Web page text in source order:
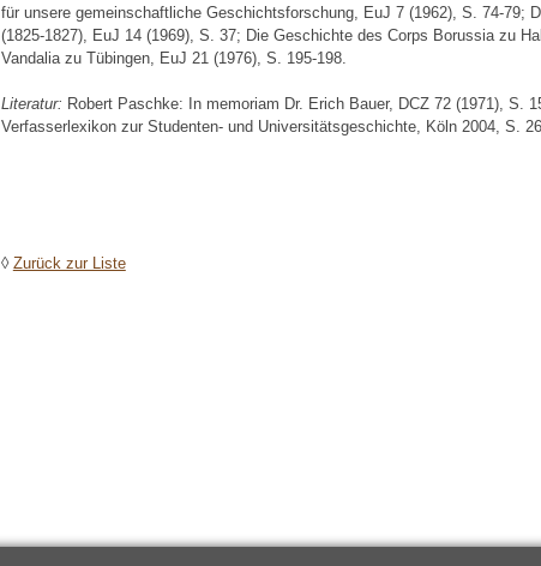
für unsere gemeinschaftliche Geschichtsforschung, EuJ 7 (1962), S. 74-79;
(1825-1827), EuJ 14 (1969), S. 37; Die Geschichte des Corps Borussia zu
Vandalia zu Tübingen, EuJ 21 (1976), S. 195-198.
Literatur: Robert Paschke: In memoriam Dr. Erich Bauer, DCZ 72 (1971), S.
Verfasserlexikon zur Studenten- und Universitätsgeschichte, Köln 2004, S.
◊ Zurück zur Liste